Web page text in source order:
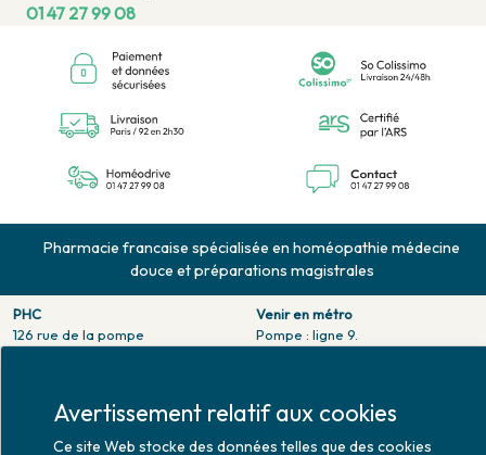
01 47 27 99 08
Pharmacie francaise spécialisée en homéopathie médecine
douce et préparations magistrales
PHC
126 rue de la pompe
Venir en métro
Pompe : ligne 9.
Venir en bus
Jean Monet : ligne 52.
Avertissement relatif aux cookies
Ce site Web stocke des données telles que des cookies